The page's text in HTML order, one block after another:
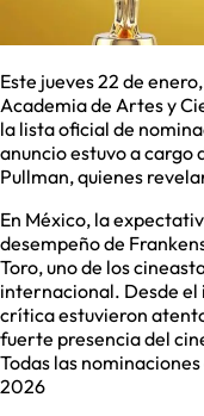
Este jueves 22 de
Academia de Artes y
la lista oficial de
anuncio estuvo a cargo
Pullman, quienes
En México, la
desempeño de
Toro, uno de los
internacional. Desde el
crítica estuvieron
fuerte presencia del
Todas las
2026